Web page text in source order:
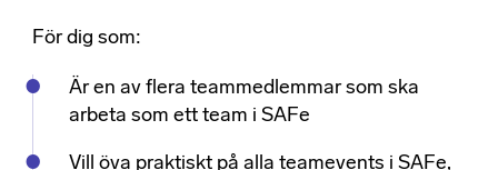
För dig som:
Är en av flera teammedlemmar som ska
arbeta som ett team i SAFe
Vill öva praktiskt på alla teamevents i SAFe,